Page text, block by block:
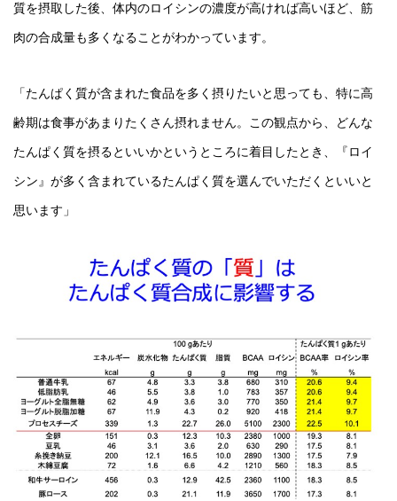
質を摂取した後、体内のロイシンの濃度が高ければ高いほど、筋
肉の合成量も多くなることがわかっています。
「たんぱく質が含まれた食品を多く摂りたいと思っても、特に高
齢期は食事があまりたくさん摂れません。この観点から、どんな
たんぱく質を摂るといいかというところに着目したとき、『ロイ
シン』が多く含まれているたんぱく質を選んでいただくといいと
思います」